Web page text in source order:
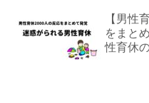
【男性
をまと
性育休